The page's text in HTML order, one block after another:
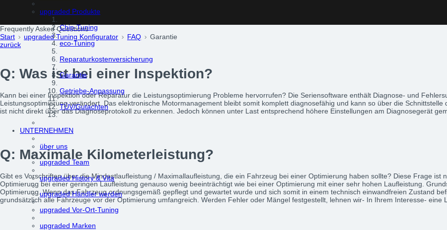
upgraded Produkte
Chip-Tuning
eco-Tuning
Reparaturkostenversicherung
Garantie
Getriebe-Anpassung
TÜV/Gutachten
UNTERNEHMEN
über uns
upgraded Team
upgraded History & Vita
upgraded Händler werden
upgraded Vor-Ort-Tuning
upgraded Marken
Frequently AskedQuestions
Start
upgraded Tuning Konfigurator FAQ
Garantie
zurück
Q: Was ist bei einer Inspektion?
Kann bei einer Inspektion oder Reparatur die Leistungsoptimierung Probleme hervorrufen? Die Seriensoftware enthält Diagnose- und
Leistungsoptimierung verändert. Das elektronische Motormanagement bleibt somit komplett diagnosefähig und kann so über die
ist nicht direkt über das Diagnoseprotokoll zu erkennen. Jedoch können unter Last entsprechend höhere Einstellungen am Diagnosegerät
Q: Maximale Kilometerleistung?
Gibt es Vorschriften über die Mindestlaufleistung / Maximallaufleistung, die ein Fahrzeug bei einer Optimierung haben sollte? Diese Frage
Optimierung bei einer geringen Laufleistung genauso wenig beeinträchtigt wie bei einer Optimierung mit einer sehr hohen Laufleistung.
Optimierung. Wenn das Fahrzeug ordnungsgemäß gepflegt und gewartet wurde und sich somit in einem technisch einwandfreien Zustand
grundsätzlich alle Fahrzeuge vor der Optimierung umfangreich. Werden Fehler oder Mängel festgestellt, lehnen wir- In Ihrem Interesse- eine